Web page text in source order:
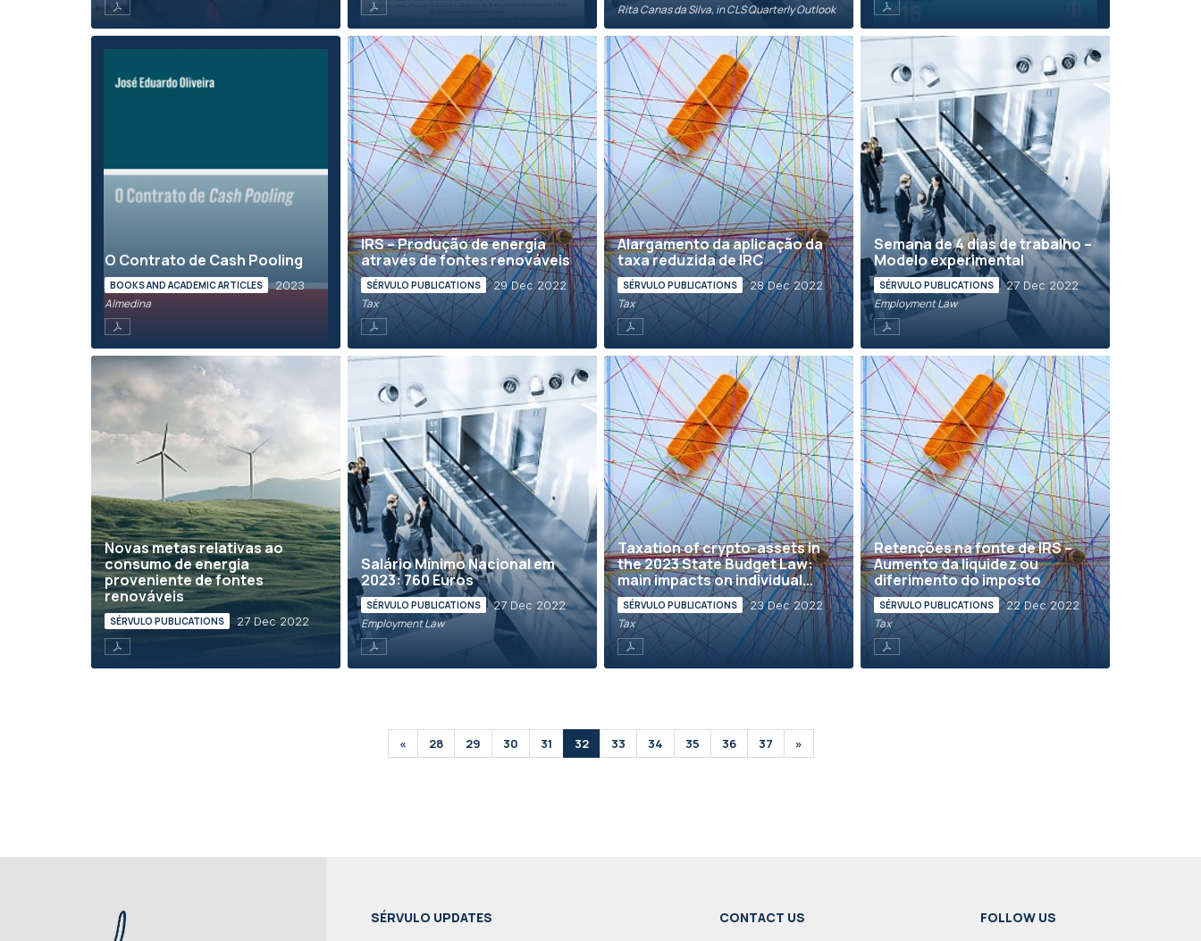
Rita Canas da Silva, in CLS Quarterly Outlook
O Contrato de Cash Pooling
BOOKS AND ACADEMIC ARTICLES 2023
Almedina
IRS – Produção de energia
através de fontes renováveis
SÉRVULO PUBLICATIONS 29 Dec 2022
Tax
Alargamento da aplicação da
taxa reduzida de IRC
SÉRVULO PUBLICATIONS 28 Dec 2022
Tax
Semana de 4 dias de trabalho –
Modelo experimental
SÉRVULO PUBLICATIONS 27 Dec 2022
Employment Law
Novas metas relativas ao
consumo de energia
proveniente de fontes
renováveis
SÉRVULO PUBLICATIONS 27 Dec 2022
Salário Mínimo Nacional em
2023: 760 Euros
SÉRVULO PUBLICATIONS 27 Dec 2022
Employment Law
Taxation of crypto-assets in
the 2023 State Budget Law:
main impacts on individual...
SÉRVULO PUBLICATIONS 23 Dec 2022
Tax
Retenções na fonte de IRS –
Aumento da liquidez ou
diferimento do imposto
SÉRVULO PUBLICATIONS 22 Dec 2022
Tax
« 28 29 30 31 32 33 34 35 36 37 »
SÉRVULO UPDATES CONTACT US FOLLOW US